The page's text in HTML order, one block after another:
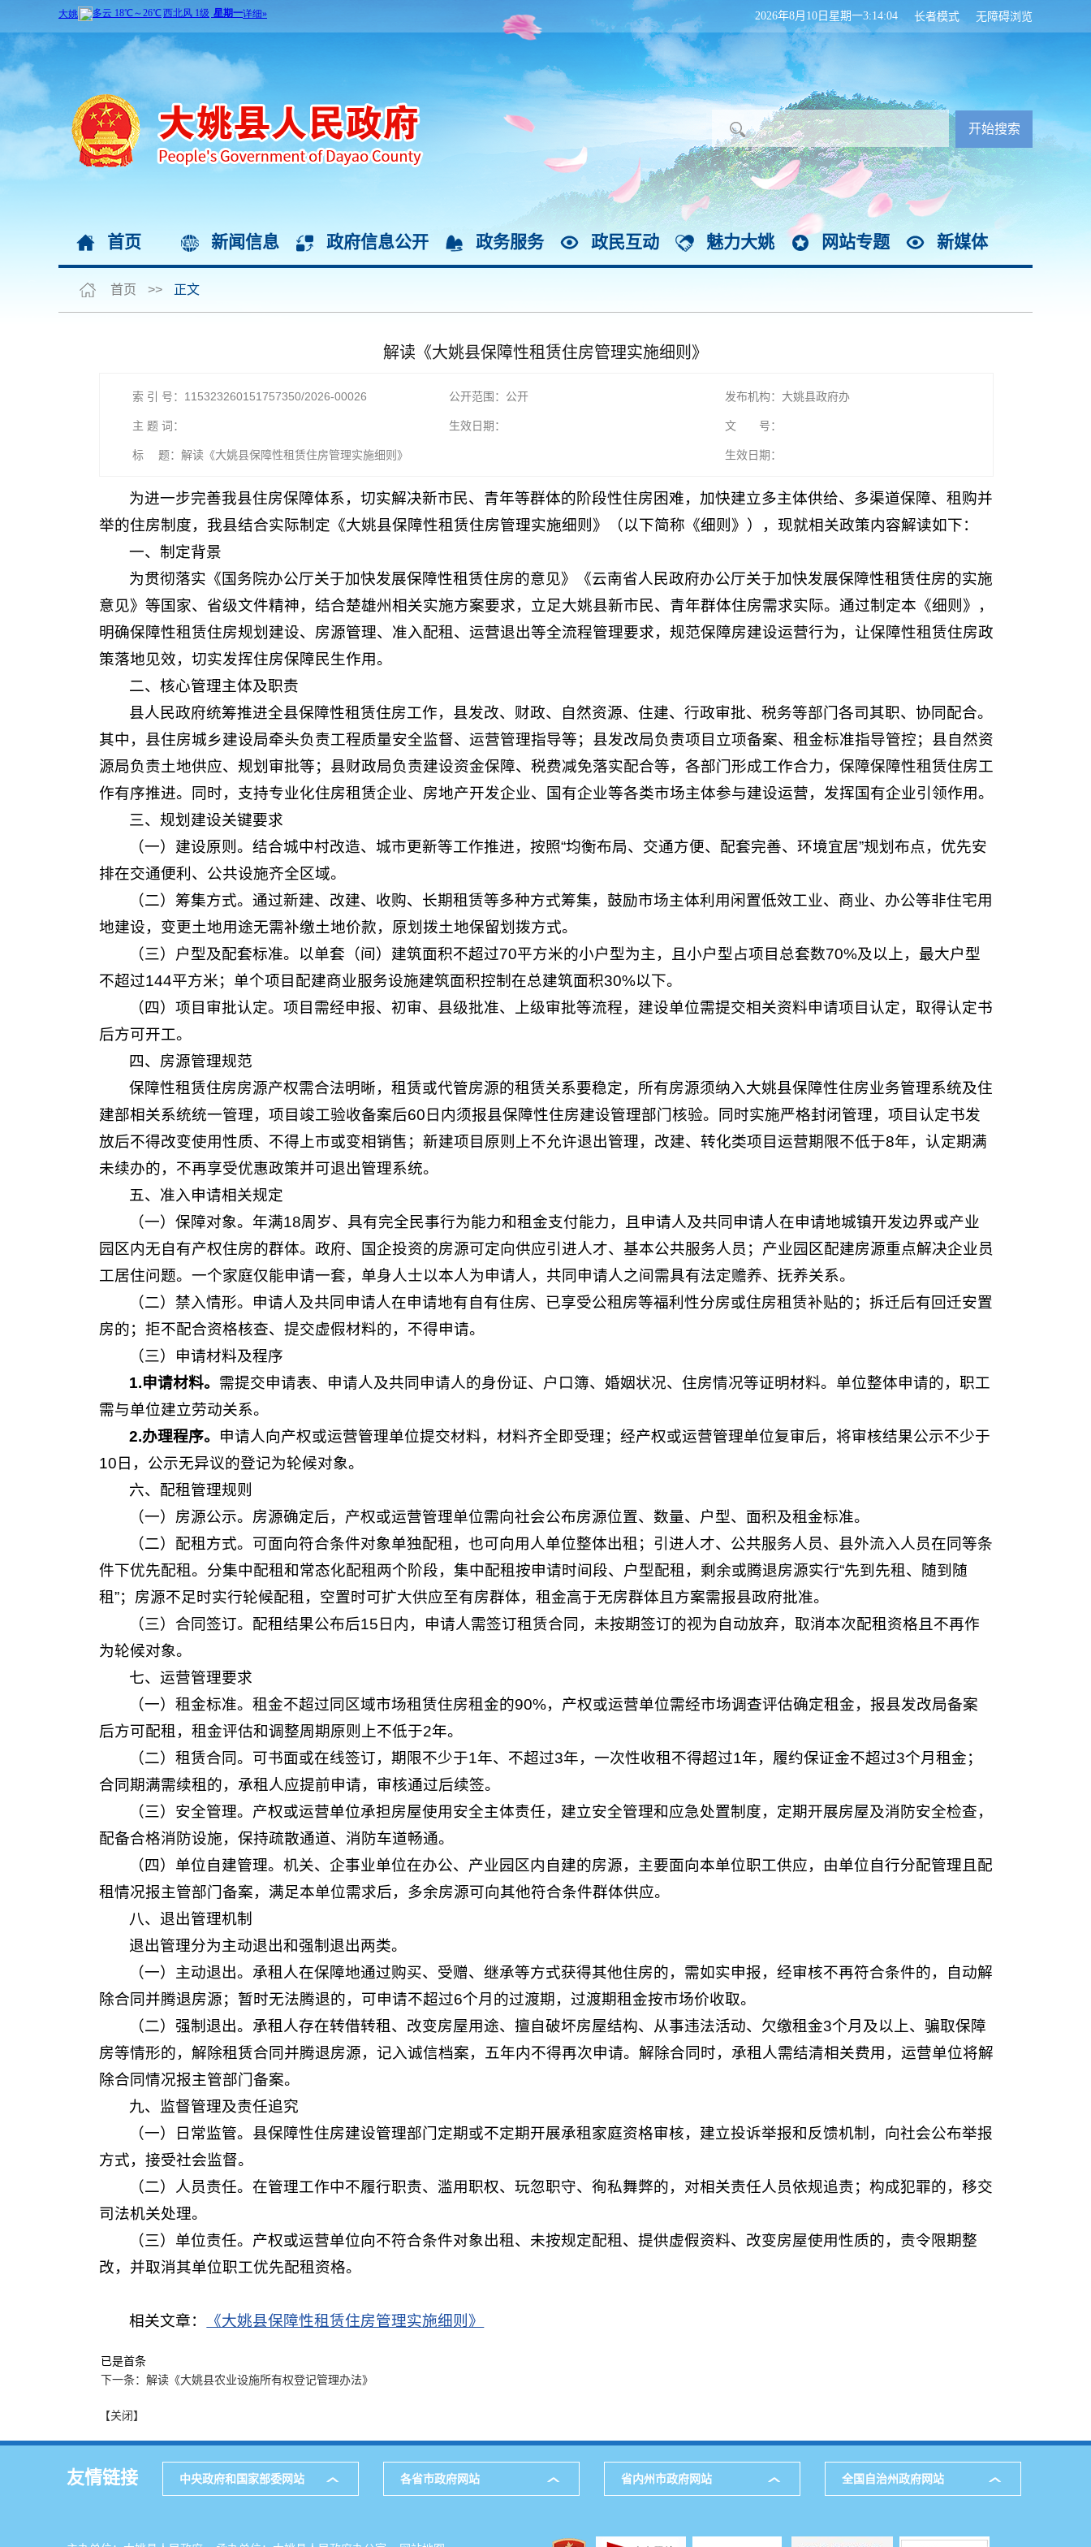
无障碍浏览
长者模式
2026年8月10日星期一3:14:05
首页 新闻信息 政府信息公开 政务服务 政民互动 魅力大姚 网站专题 新媒体
首页 >> 正文
解读《大姚县保障性租赁住房管理实施细则》
索 引 号：115323260151757350/2026-00026 公开范围：公开 发布机构：大姚县政府办
主 题 词： 生效日期： 文 号：
标 题：解读《大姚县保障性租赁住房管理实施细则》 生效日期：
为进一步完善我县住房保障体系，切实解决新市民、青年等群体的阶段性住房困难，加快建立多主体供给、多渠道保障、租购并
举的住房制度，我县结合实际制定《大姚县保障性租赁住房管理实施细则》（以下简称《细则》），现就相关政策内容解读如下：
一、制定背景
为贯彻落实《国务院办公厅关于加快发展保障性租赁住房的意见》《云南省人民政府办公厅关于加快发展保障性租赁住房的实施
意见》等国家、省级文件精神，结合楚雄州相关实施方案要求，立足大姚县新市民、青年群体住房需求实际。通过制定本《细则》，
明确保障性租赁住房规划建设、房源管理、准入配租、运营退出等全流程管理要求，规范保障房建设运营行为，让保障性租赁住房政
策落地见效，切实发挥住房保障民生作用。
二、核心管理主体及职责
县人民政府统筹推进全县保障性租赁住房工作，县发改、财政、自然资源、住建、行政审批、税务等部门各司其职、协同配合。
其中，县住房城乡建设局牵头负责工程质量安全监督、运营管理指导等；县发改局负责项目立项备案、租金标准指导管控；县自然资
源局负责土地供应、规划审批等；县财政局负责建设资金保障、税费减免落实配合等，各部门形成工作合力，保障保障性租赁住房工
作有序推进。同时，支持专业化住房租赁企业、房地产开发企业、国有企业等各类市场主体参与建设运营，发挥国有企业引领作用。
三、规划建设关键要求
（一）建设原则。结合城中村改造、城市更新等工作推进，按照“均衡布局、交通方便、配套完善、环境宜居”规划布点，优先安
排在交通便利、公共设施齐全区域。
（二）筹集方式。通过新建、改建、收购、长期租赁等多种方式筹集，鼓励市场主体利用闲置低效工业、商业、办公等非住宅用
地建设，变更土地用途无需补缴土地价款，原划拨土地保留划拨方式。
（三）户型及配套标准。以单套（间）建筑面积不超过70平方米的小户型为主，且小户型占项目总套数70%及以上，最大户型
不超过144平方米；单个项目配建商业服务设施建筑面积控制在总建筑面积30%以下。
（四）项目审批认定。项目需经申报、初审、县级批准、上级审批等流程，建设单位需提交相关资料申请项目认定，取得认定书
后方可开工。
四、房源管理规范
保障性租赁住房房源产权需合法明晰，租赁或代管房源的租赁关系要稳定，所有房源须纳入大姚县保障性住房业务管理系统及住
建部相关系统统一管理，项目竣工验收备案后60日内须报县保障性住房建设管理部门核验。同时实施严格封闭管理，项目认定书发
放后不得改变使用性质、不得上市或变相销售；新建项目原则上不允许退出管理，改建、转化类项目运营期限不低于8年，认定期满
未续办的，不再享受优惠政策并可退出管理系统。
五、准入申请相关规定
（一）保障对象。年满18周岁、具有完全民事行为能力和租金支付能力，且申请人及共同申请人在申请地城镇开发边界或产业
园区内无自有产权住房的群体。政府、国企投资的房源可定向供应引进人才、基本公共服务人员；产业园区配建房源重点解决企业员
工居住问题。一个家庭仅能申请一套，单身人士以本人为申请人，共同申请人之间需具有法定赡养、抚养关系。
（二）禁入情形。申请人及共同申请人在申请地有自有住房、已享受公租房等福利性分房或住房租赁补贴的；拆迁后有回迁安置
房的；拒不配合资格核查、提交虚假材料的，不得申请。
（三）申请材料及程序
1.申请材料。 需提交申请表、申请人及共同申请人的身份证、户口簿、婚姻状况、住房情况等证明材料。单位整体申请的，职工
需与单位建立劳动关系。
2.办理程序。 申请人向产权或运营管理单位提交材料，材料齐全即受理；经产权或运营管理单位复审后，将审核结果公示不少于
10日，公示无异议的登记为轮候对象。
六、配租管理规则
（一）房源公示。房源确定后，产权或运营管理单位需向社会公布房源位置、数量、户型、面积及租金标准。
（二）配租方式。可面向符合条件对象单独配租，也可向用人单位整体出租；引进人才、公共服务人员、县外流入人员在同等条
件下优先配租。分集中配租和常态化配租两个阶段，集中配租按申请时间段、户型配租，剩余或腾退房源实行“先到先租、随到随
租”；房源不足时实行轮候配租，空置时可扩大供应至有房群体，租金高于无房群体且方案需报县政府批准。
（三）合同签订。配租结果公布后15日内，申请人需签订租赁合同，未按期签订的视为自动放弃，取消本次配租资格且不再作
为轮候对象。
七、运营管理要求
（一）租金标准。租金不超过同区域市场租赁住房租金的90%，产权或运营单位需经市场调查评估确定租金，报县发改局备案
后方可配租，租金评估和调整周期原则上不低于2年。
（二）租赁合同。可书面或在线签订，期限不少于1年、不超过3年，一次性收租不得超过1年，履约保证金不超过3个月租金；
合同期满需续租的，承租人应提前申请，审核通过后续签。
（三）安全管理。产权或运营单位承担房屋使用安全主体责任，建立安全管理和应急处置制度，定期开展房屋及消防安全检查，
配备合格消防设施，保持疏散通道、消防车道畅通。
（四）单位自建管理。机关、企事业单位在办公、产业园区内自建的房源，主要面向本单位职工供应，由单位自行分配管理且配
租情况报主管部门备案，满足本单位需求后，多余房源可向其他符合条件群体供应。
八、退出管理机制
退出管理分为主动退出和强制退出两类。
（一）主动退出。承租人在保障地通过购买、受赠、继承等方式获得其他住房的，需如实申报，经审核不再符合条件的，自动解
除合同并腾退房源；暂时无法腾退的，可申请不超过6个月的过渡期，过渡期租金按市场价收取。
（二）强制退出。承租人存在转借转租、改变房屋用途、擅自破坏房屋结构、从事违法活动、欠缴租金3个月及以上、骗取保障
房等情形的，解除租赁合同并腾退房源，记入诚信档案，五年内不得再次申请。解除合同时，承租人需结清相关费用，运营单位将解
除合同情况报主管部门备案。
九、监督管理及责任追究
（一）日常监管。县保障性住房建设管理部门定期或不定期开展承租家庭资格审核，建立投诉举报和反馈机制，向社会公布举报
方式，接受社会监督。
（二）人员责任。在管理工作中不履行职责、滥用职权、玩忽职守、徇私舞弊的，对相关责任人员依规追责；构成犯罪的，移交
司法机关处理。
（三）单位责任。产权或运营单位向不符合条件对象出租、未按规定配租、提供虚假资料、改变房屋使用性质的，责令限期整
改，并取消其单位职工优先配租资格。
相关文章： 《大姚县保障性租赁住房管理实施细则》
已是首条
下一条：解读《大姚县农业设施所有权登记管理办法》
【关闭】
友情链接 中央政府和国家部委网站 各省市政府网站 省内州市政府网站 全国自治州政府网站